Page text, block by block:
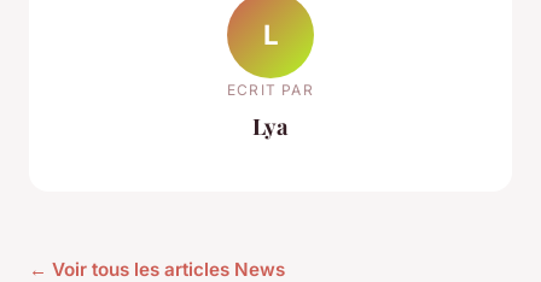
L
ECRIT PAR
Lya
← Voir tous les articles News